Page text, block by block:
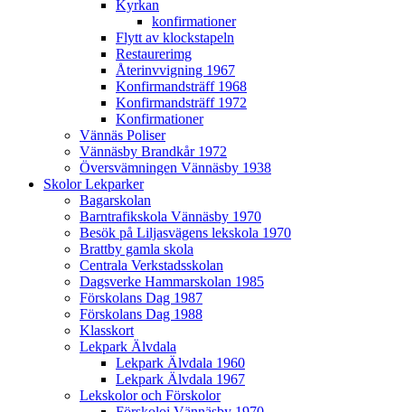
Kyrkan
konfirmationer
Flytt av klockstapeln
Restaurerimg
Återinvvigning 1967
Konfirmandsträff 1968
Konfirmandsträff 1972
Konfirmationer
Vännäs Poliser
Vännäsby Brandkår 1972
Översvämningen Vännäsby 1938
Skolor Lekparker
Bagarskolan
Barntrafikskola Vännäsby 1970
Besök på Liljasvägens lekskola 1970
Brattby gamla skola
Centrala Verkstadsskolan
Dagsverke Hammarskolan 1985
Förskolans Dag 1987
Förskolans Dag 1988
Klasskort
Lekpark Älvdala
Lekpark Älvdala 1960
Lekpark Älvdala 1967
Lekskolor och Förskolor